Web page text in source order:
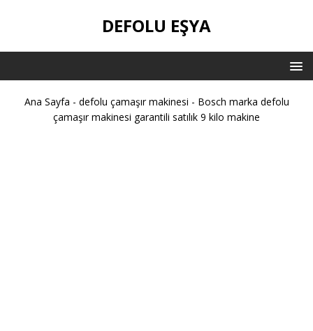
DEFOLU EŞYA
Ana Sayfa - defolu çamaşır makinesi - Bosch marka defolu
çamaşır makinesi garantili satılık 9 kilo makine